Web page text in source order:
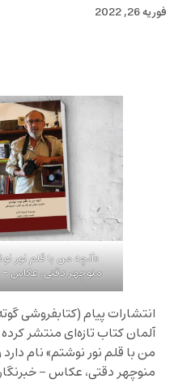
فوریه 26, 2022
«آنچه من با قلم نور
منوچهر دقتی، عکاس –
انتشارات پیام (کتابفروشی
آلمان کتاب تازه‌ای منتشر
من با قلم نور نوشتم» نام
منوچهر دقتی، عکاس –